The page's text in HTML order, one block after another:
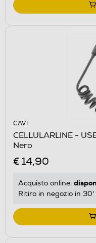
CAVI
CELLULARLINE -
Nero
€ 14,90
Acquisto online:
Ritiro in negozio in